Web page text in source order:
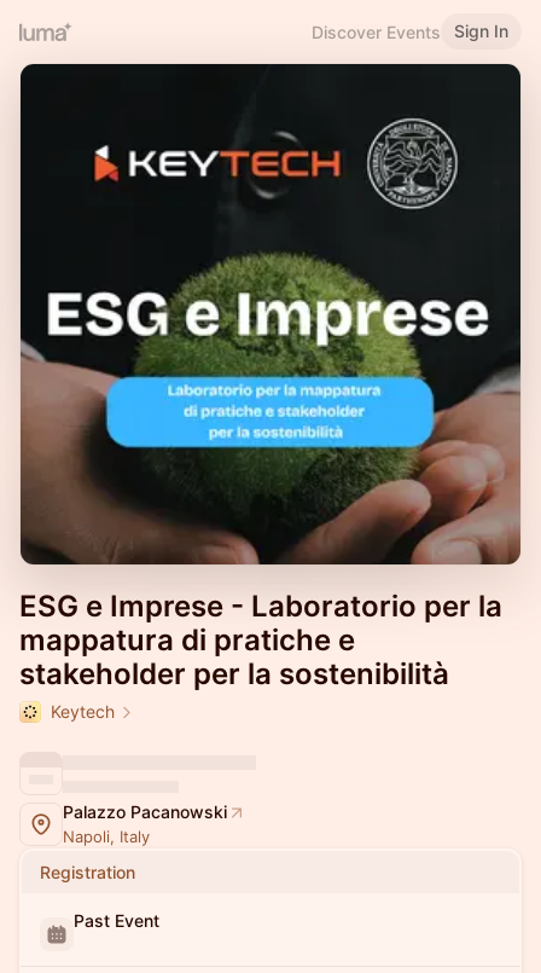
Discover Events Sign In
ESG e Imprese - Laboratorio per la
mappatura di pratiche e
stakeholder per la sostenibilità
Keytech
Palazzo Pacanowski
Napoli, Italy
Registration
Past Event